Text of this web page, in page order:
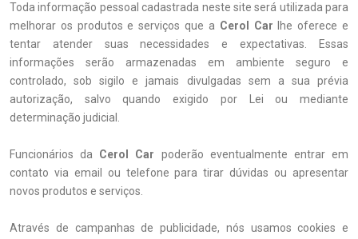
Toda informação pessoal cadastrada neste site será utilizada para
melhorar os produtos e serviços que a Cerol Car lhe oferece e
tentar atender suas necessidades e expectativas. Essas
informações serão armazenadas em ambiente seguro e
controlado, sob sigilo e jamais divulgadas sem a sua prévia
autorização, salvo quando exigido por Lei ou mediante
determinação judicial.
Funcionários da Cerol Car poderão eventualmente entrar em
contato via email ou telefone para tirar dúvidas ou apresentar
novos produtos e serviços.
Através de campanhas de publicidade, nós usamos cookies e